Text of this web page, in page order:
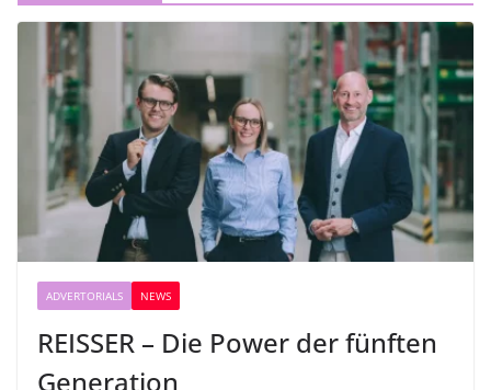
ADVERTORIALS NEWS
REISSER – Die Power der fünften
Generation